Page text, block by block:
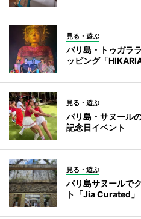
見る・遊ぶ
バリ島・トゥガラ
ッピング「HIKARIA
見る・遊ぶ
バリ島・サヌール
記念日イベント
見る・遊ぶ
バリ島サヌールで
ト「Jia Curated」